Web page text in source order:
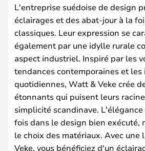
L'entreprise suédoise de design
éclairages et des abat-jour à la
classiques. Leur expression se
également par une idylle rurale
aspect industriel. Inspiré par les
tendances contemporaines et les
quotidiennes, Watt & Veke crée
étonnants qui puisent leurs
simplicité scandinave. L'élégance
fois dans le design bien exécuté,
le choix des matériaux. Avec une
Veke, vous bénéficiez d'un